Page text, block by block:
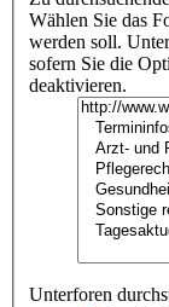
Wählen Sie das
werden soll.
sofern Sie die
deaktivieren.
Unterforen